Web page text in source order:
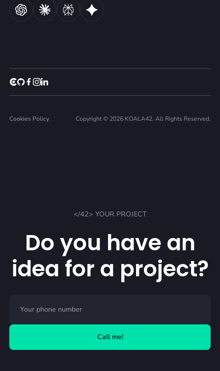
Cookies Policy Copyright © 2026 KOALA42. All Rights Reserved.
</42> YOUR PROJECT
Do you have an
idea for a project?